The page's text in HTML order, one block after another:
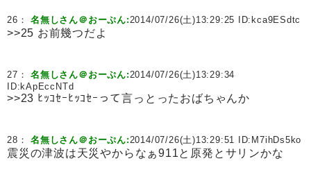
26：名無しさん＠おーぷん:2014/07/26(土)13:29:25 ID: kca9ESdtc
>>25 お前幾つだよ
27：名無しさん＠おーぷん:2014/07/26(土)13:29:34
ID: kApEccNTd
>>23 ﾋｯｺｾｰﾋｯｺｾｰって言っとったおばちゃんか
28：名無しさん＠おーぷん:2014/07/26(土)13:29:51 ID: M7ihDs5ko
震災の津波は天災やからなぁ911と原発とサリンかな